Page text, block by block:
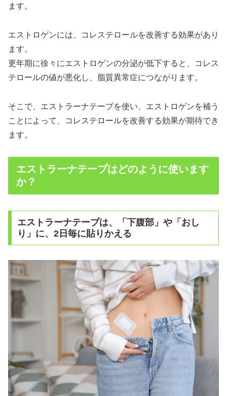
ます。
エストロゲンには、コレステロールを改善する効果があり
ます。
更年期に徐々にエストロゲンの分泌が低下すると、コレス
テロールの値が悪化し、脂質異常症につながります。
そこで、エストラーナテープを使い、エストロゲンを補う
ことによって、コレステロールを改善する効果が期待でき
ます。
エストラーナテープはどのように使います
か？
エストラーナテープは、「下腹部」や「おし
り」に、2日毎に貼りかえる